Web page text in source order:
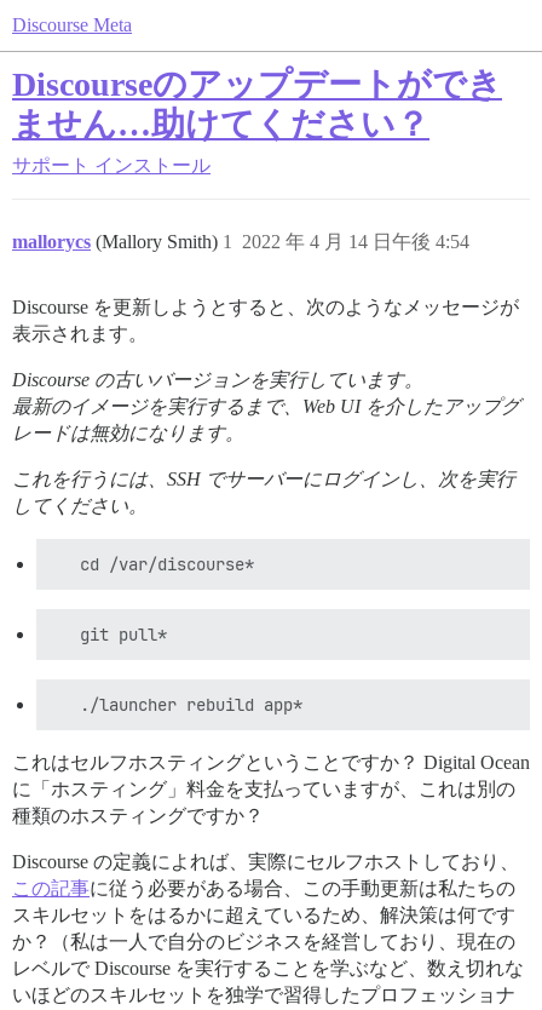
Discourse Meta
Discourseのアップデートができ
ません…助けてください？
サポート インストール
mallorycs (Mallory Smith) 2022 年 4 月 14 日午後 4:54
1
Discourse を更新しようとすると、次のようなメッセージが
表示されます。
Discourse の古いバージョンを実行しています。
最新のイメージを実行するまで、Web UI を介したアップグ
レードは無効になります。
これを行うには、SSH でサーバーにログインし、次を実行
してください。
これはセルフホスティングということですか？ Digital Ocean
に「ホスティング」料金を支払っていますが、これは別の
種類のホスティングですか？
Discourse の定義によれば、実際にセルフホストしており、
この記事に従う必要がある場合、この手動更新は私たちの
スキルセットをはるかに超えているため、解決策は何です
か？（私は一人で自分のビジネスを経営しており、現在の
レベルで Discourse を実行することを学ぶなど、数え切れな
いほどのスキルセットを独学で習得したプロフェッショナ